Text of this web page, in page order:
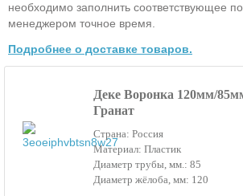
необходимо заполнить соответствующее
менеджером точное время.
Подробнее о доставке товаров.
Деке Воронка 120мм/
Гранат
Страна: Россия
Материал: Пластик
Диаметр трубы, мм.: 85
Диаметр жёлоба, мм: 120